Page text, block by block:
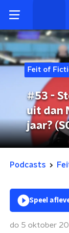
Feit of
#53 -
uit dan
jaar?
Podcasts
Speel
do 5 oktober